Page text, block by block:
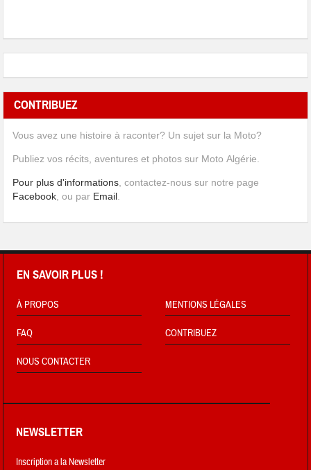
CONTRIBUEZ
Vous avez une histoire à raconter? Un sujet sur la Moto?
Publiez vos récits, aventures et photos sur Moto Algérie.
Pour plus d'informations, contactez-nous sur notre page
Facebook, ou par Email.
EN SAVOIR PLUS !
À PROPOS MENTIONS LÉGALES
FAQ CONTRIBUEZ
NOUS CONTACTER
NEWSLETTER
Inscription a la Newsletter